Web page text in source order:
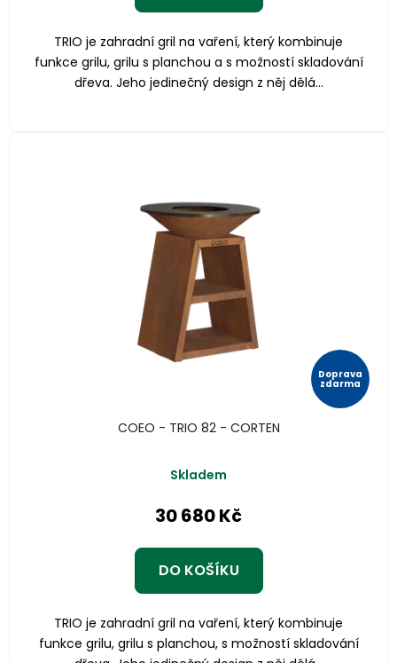
TRIO je zahradní gril na vaření, který kombinuje
funkce grilu, grilu s planchou a s možností skladování
dřeva. Jeho jedinečný design z něj dělá...
Doprava
zdarma
COEO - TRIO 82 - CORTEN
hodnocení
je
z
Skladem
30 680 Kč
DO KOŠÍKU
TRIO je zahradní gril na vaření, který kombinuje
funkce grilu, grilu s planchou, s možností skladování